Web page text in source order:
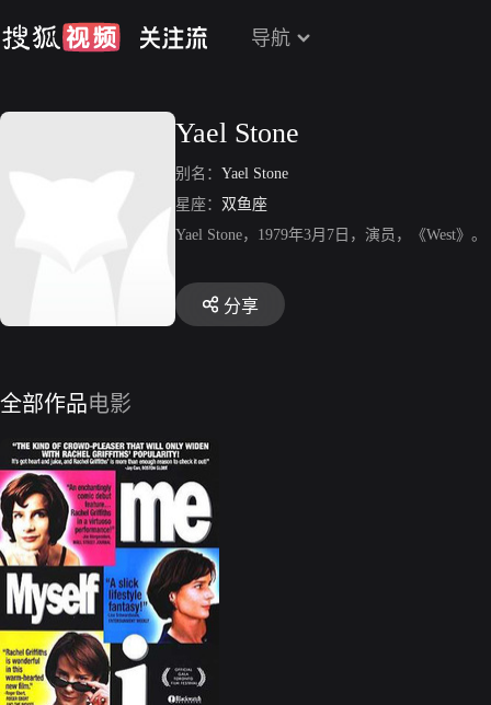
导航
Yael Stone
别名： Yael Stone
星座： 双鱼座
Yael Stone，1979年3月7日，演员，《West》。
分享
全部作品电影